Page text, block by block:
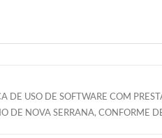
USO DE SOFTWARE COM
NOVA SERRANA, CONFORME